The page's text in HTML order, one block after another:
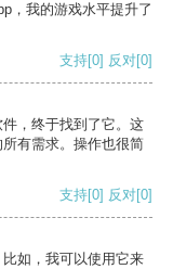
，我的游戏水平提升了
支持[0] 反对[0]
，终于找到了它。这
有需求。操作也很简
支持[0] 反对[0]
如，我可以使用它来